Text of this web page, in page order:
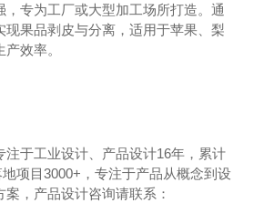
，专为工厂或大型加工场所打造。通
现果品剥皮与分离，适用于苹果、梨
效率。
注于工业设计、产品设计16年，累计
项目3000+，专注于产品从概念到设
，产品设计咨询请联系：